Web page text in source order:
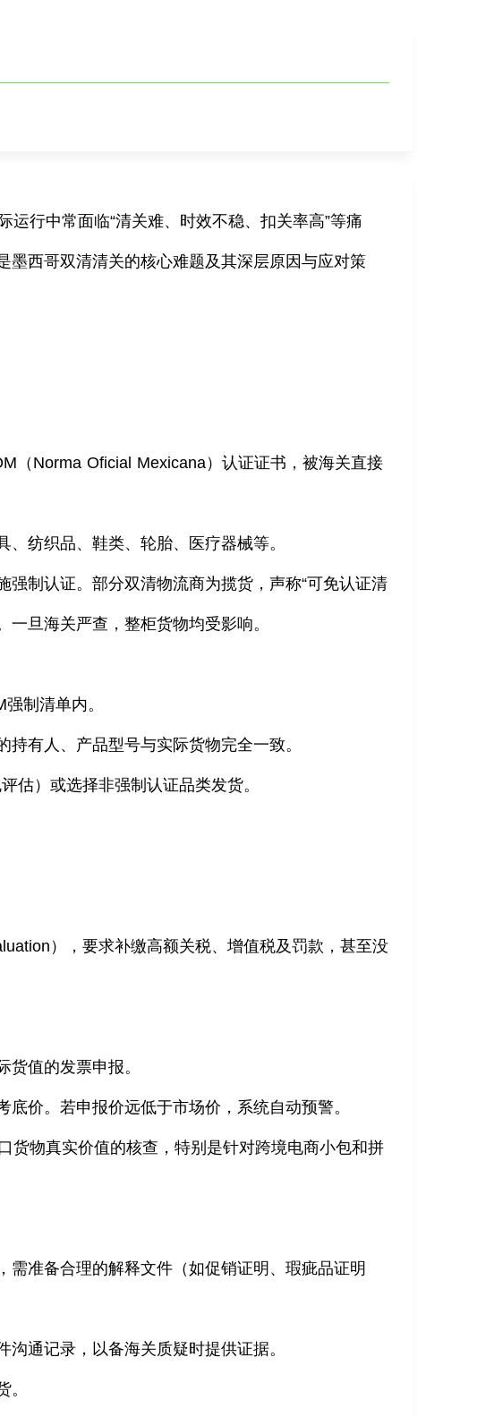
行中常面临“清关难、时效不稳、扣关率高”等痛
墨西哥双清清关的核心难题及其深层原因与应对策
（Norma Oficial Mexicana）认证证书，被海关直接
纺织品、鞋类、轮胎、医疗器械等。
制认证。部分双清物流商为揽货，声称“可免认证清
一旦海关严查，整柜货物均受影响。
制清单内。
有人、产品型号与实际货物完全一致。
估）或选择非强制认证品类发货。
），要求补缴高额关税、增值税及罚款，甚至没
值的发票申报。
价。若申报价远低于市场价，系统自动预警。
货物真实价值的核查，特别是针对跨境电商小包和拼
准备合理的解释文件（如促销证明、瑕疵品证明
通记录，以备海关质疑时提供证据。
。